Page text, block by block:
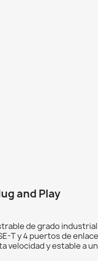
and Play
de grado industrial
T y 4 puertos de
velocidad y estable a